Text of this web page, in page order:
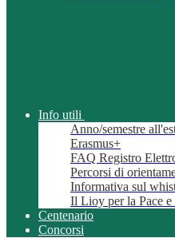
Info utili
Anno/semestre
Erasmus+
FAQ Registro
Percorsi di
Informativa sul
Il Lioy per la Pace
Centenario
Concorsi